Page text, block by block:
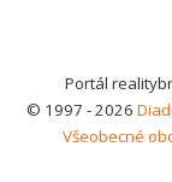
Portál
© 1997 - 2026
Všeobecné